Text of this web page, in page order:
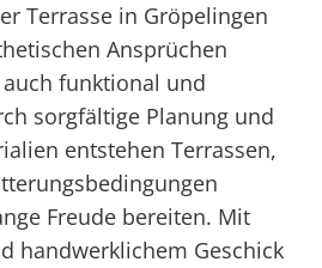
Terrasse in Gröpelingen
Ansprüchen
funktional und
sorgfältige Planung und
entstehen Terrassen,
Freude bereiten. Mit
handwerklichem Geschick